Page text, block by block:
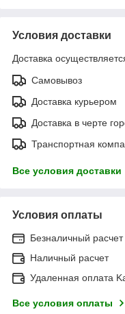
Условия доставки
Доставка
Самовывоз
Доставка курьером
Доставка в черте
Транспортная
Все условия доставки
Условия оплаты
Безналичный расчет
Наличный расчет
Удаленная оплата
Все условия оплаты